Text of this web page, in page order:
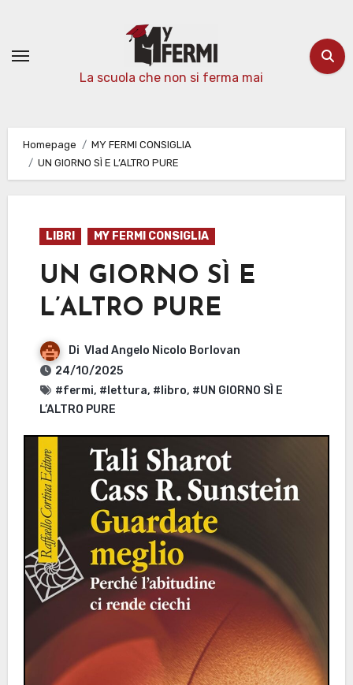
contenuto
La scuola che non si ferma mai
Homepage
MY FERMI CONSIGLIA
UN GIORNO SÌ E L’ALTRO PURE
LIBRI MY FERMI CONSIGLIA
UN GIORNO SÌ E
L’ALTRO PURE
Di Vlad Angelo Nicolo Borlovan
24/10/2025
#fermi, #lettura, #libro, #UN GIORNO SÌ E
L’ALTRO PURE